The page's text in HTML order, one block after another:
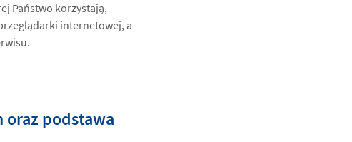
Państwo korzystają,
internetowej, a
oraz podstawa